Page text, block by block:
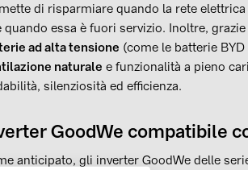
di risparmiare quando la rete
quando essa è fuori servizio. Inoltre,
ad alta tensione (come le batterie
naturale e funzionalità a pieno
silenziosità ed efficienza.
GoodWe compatibile
anticipato, gli inverter GoodWe delle